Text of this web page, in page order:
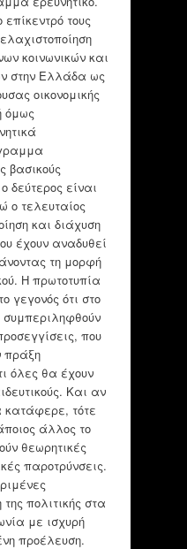
επίκεντρό τους
κοινωνικών και
στην Ελλάδα ως
οικονομικής
όμως
βασικούς
δεύτερος είναι
ο τελευταίος
και διάχυση
έχουν αναδυθεί
τη μορφή
Η πρωτοτυπία
γεγονός ότι στο
συμπεριληφθούν
που
πράξη
όλες θα έχουν
Και αν
κατάφερε, τότε
άλλος το
θεωρητικές
παροτρύνσεις.
πολιτικής στα
με ισχυρή
προέλευση.